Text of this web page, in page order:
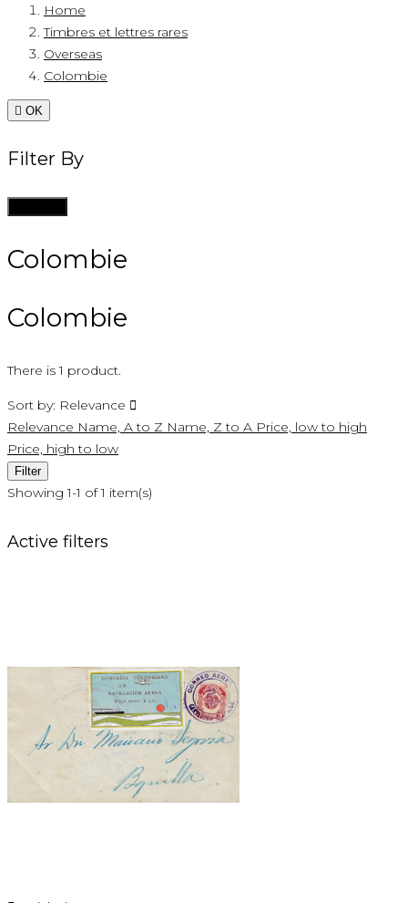
Home
Timbres et lettres rares
Overseas
Colombie
 OK
Filter By
Colombie
Colombie
There is 1 product.
Sort by: Relevance 
Relevance Name, A to Z Name, Z to A Price, low to high
Price, high to low
Filter
Showing 1-1 of 1 item(s)
Active filters